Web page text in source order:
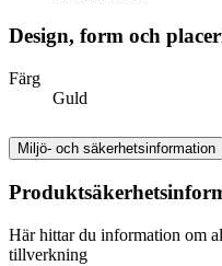
Design, form och
Färg
Guld
Miljö- och säkerhetsinformation
Här hittar du information om
tillverkning